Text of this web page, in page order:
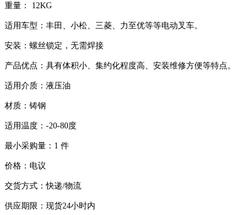
重量： 12KG
适用车型：丰田、小松、三菱、力至优等等电动叉车。
安装：螺丝锁定，无需焊接
产品优点： 具有体积小、集约化程度高、安装维修方便等特点。
适用介质：液压油
材质：铸钢
适用温度：-20-80度
最小采购量： 1 件
价格：电议
交货方式：快递/物流
供应期限：现货24小时内